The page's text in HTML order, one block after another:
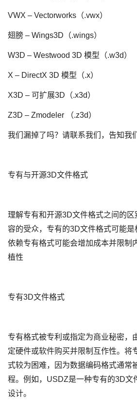
VWX – Vectorworks（.vwx）
翅膀 – Wings3D（.wings）
W3D – Westwood 3D 模型（.w3d）
X – DirectX 3D 模型（.x）
X3D – 可扩展3D（.x3d）
Z3D – Zmodeler （.z3d）
我们漏掉了吗？请联系我们，告知我
专有与开源3D文件格式
理解专有和开源3D文件格式之间的
容的受众，专有的3D文件格式可能是
依赖专有格式可能会增加成本并限制
植性
专有3D文件格式
专有格式被专利或指定为商业秘密，
定硬件或软件购买并限制互作性。将
式较为困难，因为数据编码格式通常
程。例如，USDZ是一种专有的3D文
设计。